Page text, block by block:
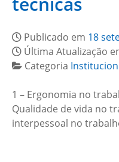
Publicado em 18
Última Atualização
Categoria
1 – Ergonomia no
Qualidade de vida no
interpessoal no